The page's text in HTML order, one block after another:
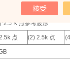
2.5 K 点参考波形
点 (2) 2.5k 点